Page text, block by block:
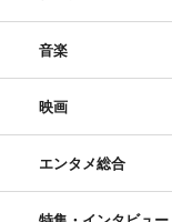
音楽
映画
エンタメ総合